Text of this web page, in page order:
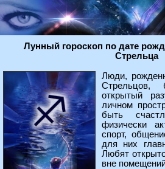
Лунный гороскоп по дате
Стрельца
Люди,
Стрельцов,
открытый
личном
быть
физически
спорт,
для них
Любят
вне